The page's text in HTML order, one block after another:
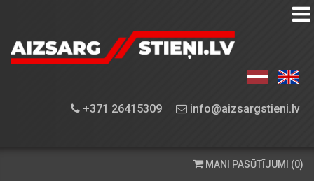
+371 26415309 info@aizsargstieni.lv
AIZSARGSTIEŅU
APRĪKOJUMA
MANI PASŪTĪJUMI (0)